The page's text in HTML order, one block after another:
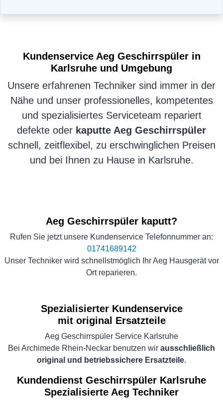
Kundenservice Aeg Geschirrspülerin
Karlsruhe und Umgebung
Unsere erfahrenen Techniker sind immer in der
Nähe und unser professionelles, kompetentes
und spezialisiertes Serviceteam repariert
defekte oder kaputte Aeg Geschirrspüler
schnell, zeitflexibel, zu erschwinglichen Preisen
und bei Ihnen zu Hause in Karlsruhe.
Aeg Geschirrspüler kaputt?
Rufen Sie jetzt unsere Kundenservice Telefonnummer an:
01741689142
Unser Techniker wird schnellstmöglich Ihr Aeg Hausgerät vor
Ort reparieren.
Spezialisierter Kundenservice
mit original Ersatzteile
Aeg Geschirrspüler Service Karlsruhe
Bei Archimede Rhein-Neckar benutzen wir ausschließlich
original und betriebssichere Ersatzteile.
Kundendienst Geschirrspüler Karlsruhe
Spezialisierte Aeg Techniker